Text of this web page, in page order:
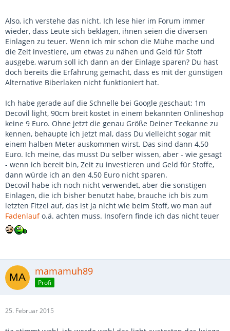
Also, ich verstehe das nicht. Ich lese hier im Forum immer
wieder, dass Leute sich beklagen, ihnen seien die diversen
Einlagen zu teuer. Wenn ich mir schon die Mühe mache und
die Zeit investiere, um etwas zu nähen und Geld für Stoff
ausgebe, warum soll ich dann an der Einlage sparen? Du hast
doch bereits die Erfahrung gemacht, dass es mit der günstigen
Alternative Biberlaken nicht funktioniert hat.
Ich habe gerade auf die Schnelle bei Google geschaut: 1m
Decovil light, 90cm breit kostet in einem bekannten Onlineshop
keine 9 Euro. Ohne jetzt die genau Größe Deiner Teekanne zu
kennen, behaupte ich jetzt mal, dass Du vielleicht sogar mit
einem halben Meter auskommen wirst. Das sind dann 4,50
Euro. Ich meine, das musst Du selber wissen, aber - wie gesagt
- wenn ich bereit bin, Zeit zu investieren und Geld für Stoffe,
dann würde ich an den 4,50 Euro nicht sparen.
Decovil habe ich noch nicht verwendet, aber die sonstigen
Einlagen, die ich bisher benutzt habe, brauche ich bis zum
letzten Fitzel auf, das ist ja nicht wie beim Stoff, wo man auf
Fadenlaufo.ä. achten muss. Insofern finde ich das nicht teuer
mamamuh89
Profi
25. Februar 2015